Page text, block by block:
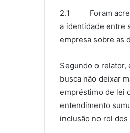
2.1 Foram
a identidade entre
empresa sobre as
Segundo o relator,
busca não deixar
empréstimo de lei
entendimento
inclusão no rol